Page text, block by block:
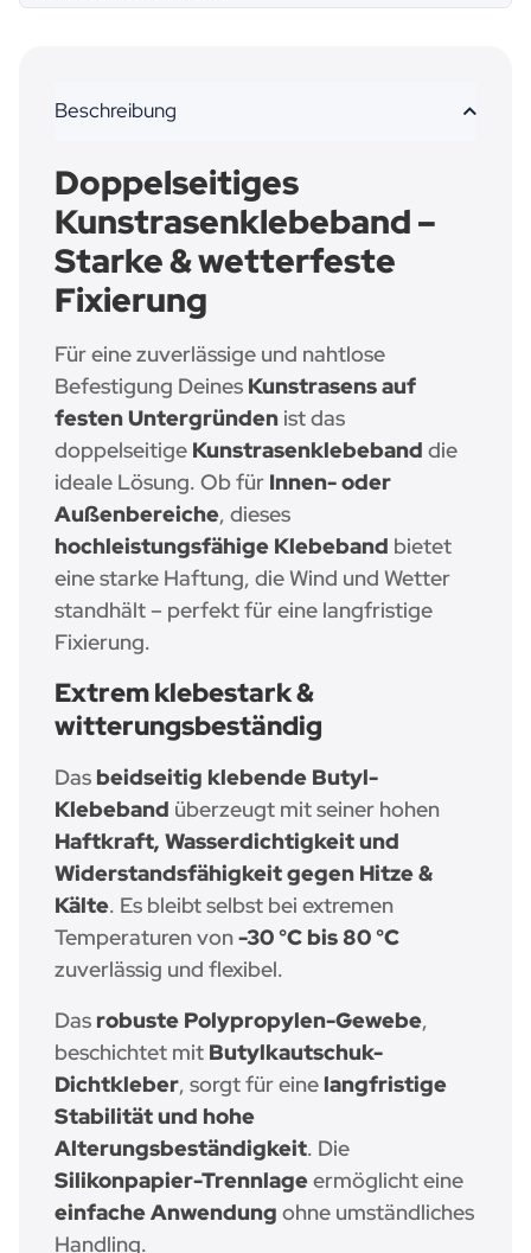
Beschreibung
Doppelseitiges
Kunstrasenklebeband –
Starke & wetterfeste
Fixierung
Für eine zuverlässige und nahtlose
Befestigung Deines Kunstrasens auf
festen Untergründen ist das
doppelseitige Kunstrasenklebeband die
ideale Lösung. Ob für Innen- oder
Außenbereiche, dieses
hochleistungsfähige Klebeband bietet
eine starke Haftung, die Wind und Wetter
standhält – perfekt für eine langfristige
Fixierung.
Extrem klebestark &
witterungsbeständig
Das beidseitig klebende Butyl-
Klebeband überzeugt mit seiner hohen
Haftkraft, Wasserdichtigkeit und
Widerstandsfähigkeit gegen Hitze &
Kälte. Es bleibt selbst bei extremen
Temperaturen von-30 °C bis 80 °C
zuverlässig und flexibel.
Das robuste Polypropylen-Gewebe,
beschichtet mit Butylkautschuk-
Dichtkleber, sorgt für eine langfristige
Stabilität und hohe
Alterungsbeständigkeit. Die
Silikonpapier-Trennlageermöglicht eine
einfache Anwendung ohne umständliches
Handling.